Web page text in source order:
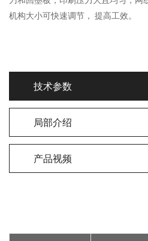
机构大小可快速调节， 提高工效。
技术参数
局部介绍
产品视频